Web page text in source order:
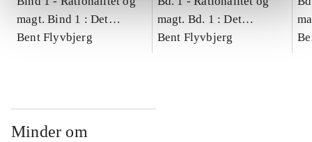
magt. Bind 1 : Det
konkretes videnskab
Bent Flyvbjerg
magt. Bd. 1 : Det
konkretes videnskab
Bent Flyvbjerg
Minder om